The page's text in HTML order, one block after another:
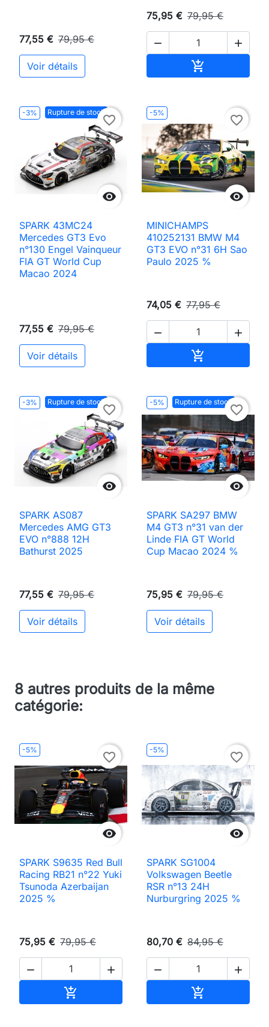
77,55 € 79,95 €
Voir détails
75,95 € 79,95 €
 

-3% Rupture de stock

favorite_border
SPARK 43MC24
Mercedes GT3 Evo
n°130 Engel Vainqueur
FIA GT World Cup
Macao 2024
77,55 € 79,95 €
Voir détails
-5%

favorite_border
MINICHAMPS
410252131 BMW M4
GT3 EVO n°31 6H Sao
Paulo 2025 %
74,05 € 77,95 €
 

-3% Rupture de stock

favorite_border
SPARK AS087
Mercedes AMG GT3
EVO n°888 12H
Bathurst 2025
77,55 € 79,95 €
Voir détails
-5% Rupture de stock

favorite_border
SPARK SA297 BMW
M4 GT3 n°31 van der
Linde FIA GT World
Cup Macao 2024 %
75,95 € 79,95 €
Voir détails
8 autres produits de la même
catégorie:
-5%

favorite_border
SPARK S9635 Red Bull
Racing RB21 n°22 Yuki
Tsunoda Azerbaijan
2025 %
75,95 € 79,95 €
 

-5%

favorite_border
SPARK SG1004
Volkswagen Beetle
RSR n°13 24H
Nurburgring 2025 %
80,70 € 84,95 €
 
